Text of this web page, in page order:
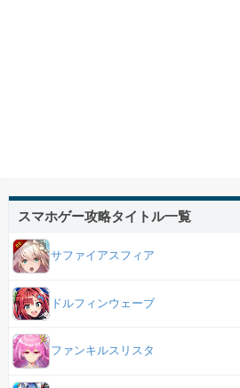
スマホゲー攻略タイトル一覧
サファイアスフィア
ドルフィンウェーブ
ファンキルスリスタ